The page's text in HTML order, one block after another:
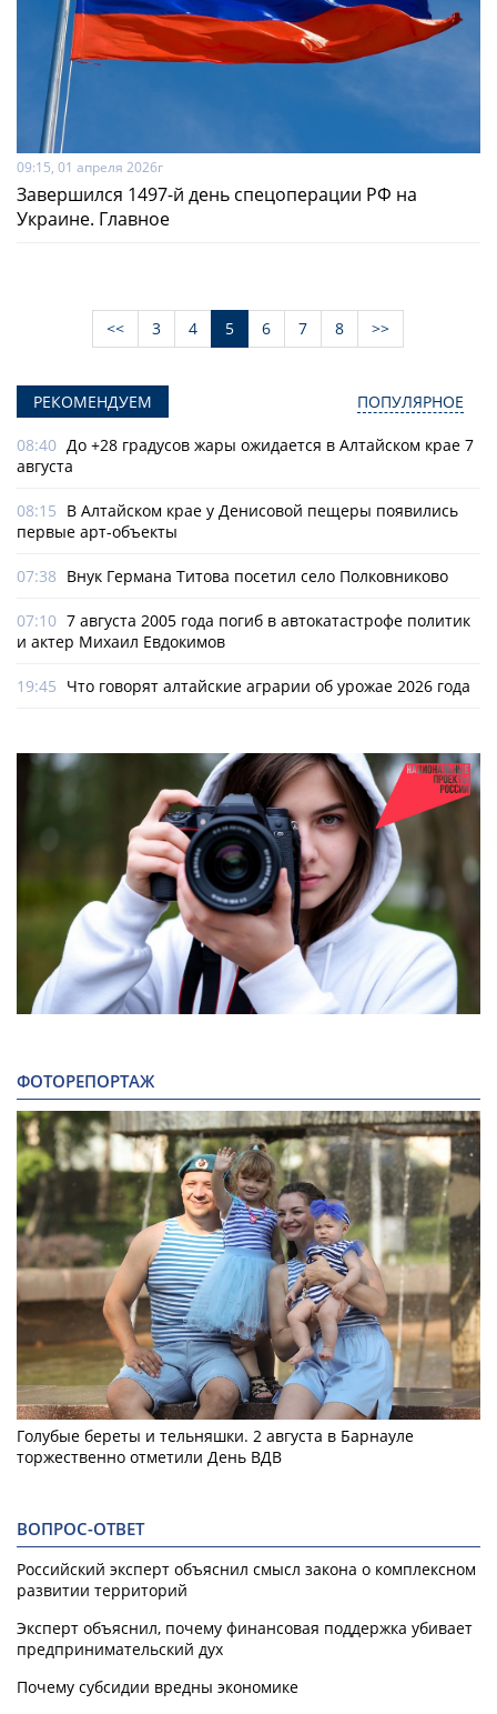
09:15, 01 апреля 2026г
Завершился 1497-й день спецоперации РФ на
Украине. Главное
<< 3 4 5 6 7 8 >>
РЕКОМЕНДУЕМ ПОПУЛЯРНОЕ
08:40 До +28 градусов жары ожидается в Алтайском крае 7
августа
08:15 В Алтайском крае у Денисовой пещеры появились
первые арт-объекты
07:38 Внук Германа Титова посетил село Полковниково
07:10 7 августа 2005 года погиб в автокатастрофе политик
и актер Михаил Евдокимов
19:45 Что говорят алтайские аграрии об урожае 2026 года
ФОТОРЕПОРТАЖ
Голубые береты и тельняшки. 2 августа в Барнауле
торжественно отметили День ВДВ
ВОПРОС-ОТВЕТ
Российский эксперт объяснил смысл закона о комплексном
развитии территорий
Эксперт объяснил, почему финансовая поддержка убивает
предпринимательский дух
Почему субсидии вредны экономике